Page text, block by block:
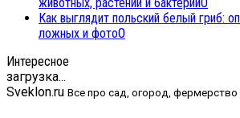
Как выглядит польский белый гриб:
ложных и фото0
Интересное
загрузка...
Sveklon.ru Все про сад, огород, фермерство